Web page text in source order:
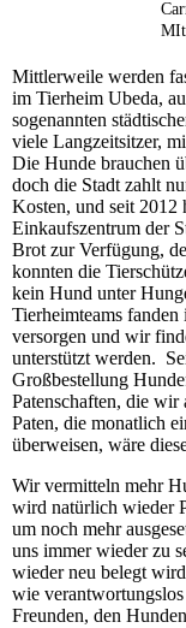
Mittlerweile werden
im Tierheim Ubeda,
sogenannten
viele Langzeitsitzer,
Die Hunde brauchen
doch die Stadt zahlt
Kosten, und seit 2012
Einkaufszentrum der
Brot zur Verfügung,
konnten die
kein Hund unter
Tierheimteams
versorgen und wir
unterstützt werden.
Großbestellung
Patenschaften, die
Paten, die monatlich
überweisen, wäre
Wir vermitteln mehr
wird natürlich wieder
um noch mehr
uns immer wieder zu
wieder neu belegt
wie
Freunden, den